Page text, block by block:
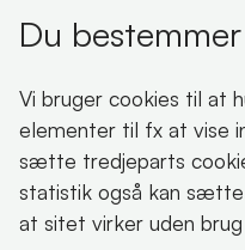
VisitFjordlandet
Oplev Lejre
Du
Vi bruger cookies til at
elementer til fx at vise
sætte tredjeparts
statistik også kan
at sitet virker uden